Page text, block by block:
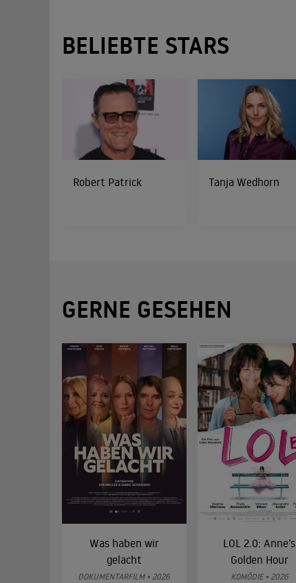
BELIEBTE STARS
Robert Patrick Tanja Wedhorn
GERNE GESEHEN
Was haben wir
gelacht
DOKUMENTARFILM • 2026
LOL 2.0: Anne’s
Golden Hour
KOMÖDIE • 2026